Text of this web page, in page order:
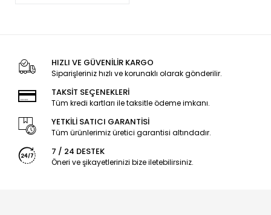
HIZLI VE GÜVENİLİR KARGO
Siparişleriniz hızlı ve korunaklı olarak gönderilir.
TAKSİT SEÇENEKLERİ
Tüm kredi kartları ile taksitle ödeme imkanı.
YETKİLİ SATICI GARANTİSİ
Tüm ürünlerimiz üretici garantisi altındadır.
7 / 24 DESTEK
Öneri ve şikayetlerinizi bize iletebilirsiniz.